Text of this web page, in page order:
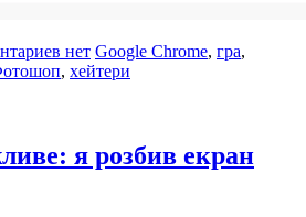
нет Google Chrome, гра,
, хейтери
я розбив екран